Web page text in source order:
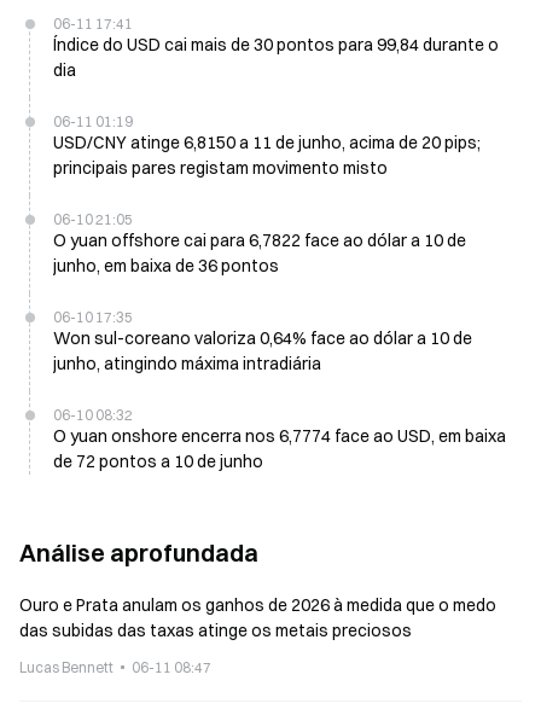
06-11 17:41
Índice do USD cai mais de 30 pontos para 99,84 durante o
dia
06-11 01:19
USD/CNY atinge 6,8150 a 11 de junho, acima de 20 pips;
principais pares registam movimento misto
06-10 21:05
O yuan offshore cai para 6,7822 face ao dólar a 10 de
junho, em baixa de 36 pontos
06-10 17:35
Won sul-coreano valoriza 0,64% face ao dólar a 10 de
junho, atingindo máxima intradiária
06-10 08:32
O yuan onshore encerra nos 6,7774 face ao USD, em baixa
de 72 pontos a 10 de junho
Análise aprofundada
Ouro e Prata anulam os ganhos de 2026 à medida que o medo
das subidas das taxas atinge os metais preciosos
Lucas Bennett 06-11 08:47